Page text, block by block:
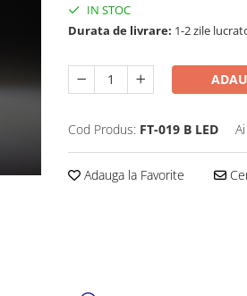
IN STOC
Durata de livrare: 1-2 zile
Cod Produs: FT-019 B LED
Adauga la Favorite